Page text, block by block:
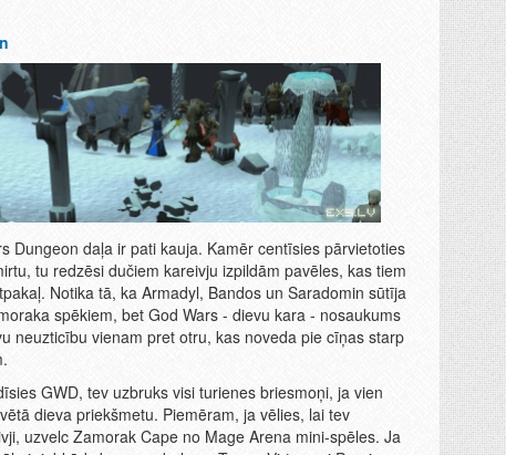
Dungeon daļa ir pati kauja. Kamēr centīsies pārvietoties
tu redzēsi dučiem kareivju izpildām pavēles, kas tiem
Notika tā, ka Armadyl, Bandos un Saradomin sūtīja
spēkiem, bet God Wars - dievu kara - nosaukums
neuzticību vienam pret otru, kas noveda pie cīņas starp
GWD, tev uzbruks visi turienes briesmoņi, ja vien
dieva priekšmetu. Piemēram, ja vēlies, lai tev
uzvelc Zamorak Cape no Mage Arena mini-spēles. Ja